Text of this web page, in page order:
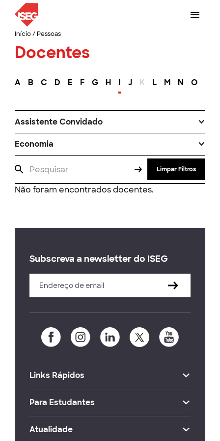
Início/ Pessoas
Docentes
A B C D E F G H I J K L M N O
Assistente Convidado
Economia
Limpar Filtros
Não foram encontrados docentes.
Subscreva a newsletter do ISEG
Links Rápidos
Para Estudantes
Atualidade